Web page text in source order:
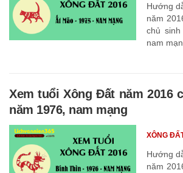
Hướng
năm
chủ
nam
Xem tuổi Xông Đất năm 2016
năm 1976, nam mạng
Hướng
năm
XÔNG